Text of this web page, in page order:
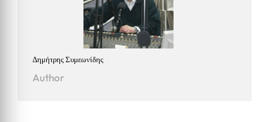
Δημήτρης Συμεωνίδης
Author